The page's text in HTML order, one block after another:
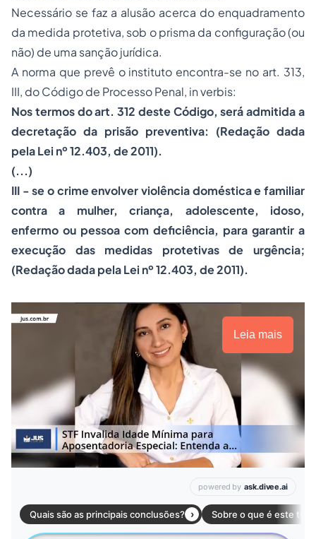
Necessário se faz a alusão acerca do enquadramento
da medida protetiva, sob o prisma da configuração (ou
não) de uma sanção jurídica.
A norma que prevê o instituto encontra-se no art. 313,
III, do Código de ProcessoPenal, in verbis:
Nos termos do art. 312 deste Código, será admitida a
decretação da prisão preventiva: (Redação dada
pela Lei nº 12.403, de 2011).
(...)
III - se o crime envolverviolênciadoméstica e familiar
contra a mulher, criança, adolescente, idoso,
enfermo ou pessoa com deficiência, para garantir a
execução das medidas protetivas de urgência;
(Redação dada pela Lei nº 12.403, de 2011).
Leia mais